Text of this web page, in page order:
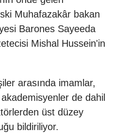
Muhafazakâr bakan
Barones Sayeeda
Mishal Hussein'in
arasında imamlar,
de dahil
üst düzey
bildiriliyor.